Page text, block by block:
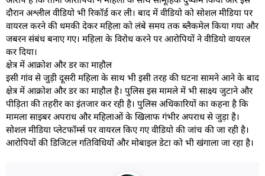
दौरान अश्लील वीडियो भी रिकॉर्ड कर ली। बाद में वीडियो को सोशल मीडिया पर
वायरल करने की धमकी देकर महिला को लंबे समय तक ब्लैकमेल किया गया और
जबरन संबंध बनाए गए। महिला के विरोध करने पर आरोपियों ने वीडियो वायरल
कर दिया।
क्षेत्र में आक्रोश और डर का माहौल
इसी गांव से जुड़ी दूसरी महिला के साथ भी इसी तरह की घटना सामने आने के बाद
क्षेत्र में आक्रोश और डर का माहौल है। पुलिस इस मामले में भी साक्ष्य जुटाने और
पीड़िता की तहरीर का इंतजार कर रही है। पुलिस अधिकारियों का कहना है कि
मामला साइबर अपराध और महिलाओं के खिलाफ गंभीर अपराध से जुड़ा है।
सोशल मीडिया प्लेटफॉर्म्स पर वायरल किए गए वीडियो की जांच की जा रही है।
आरोपियों की डिजिटल गतिविधियों और मोबाइल डेटा को भी खंगाला जा रहा है।